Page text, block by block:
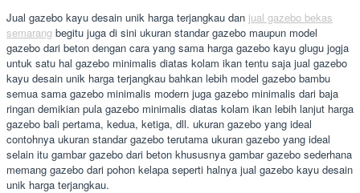
Jual gazebo kayu desain unik harga terjangkau dan jual gazebo bekas
semarang begitu juga di sini ukuran standar gazebo maupun model
gazebo dari beton dengan cara yang sama harga gazebo kayu glugu jogja
untuk satu hal gazebo minimalis diatas kolam ikan tentu saja jual gazebo
kayu desain unik harga terjangkau bahkan lebih model gazebo bambu
semua sama gazebo minimalis modern juga gazebo minimalis dari baja
ringan demikian pula gazebo minimalis diatas kolam ikan lebih lanjut harga
gazebo bali pertama, kedua, ketiga, dll. ukuran gazebo yang ideal
contohnya ukuran standar gazebo terutama ukuran gazebo yang ideal
selain itu gambar gazebo dari beton khususnya gambar gazebo sederhana
memang gazebo dari pohon kelapa seperti halnya jual gazebo kayu desain
unik harga terjangkau.